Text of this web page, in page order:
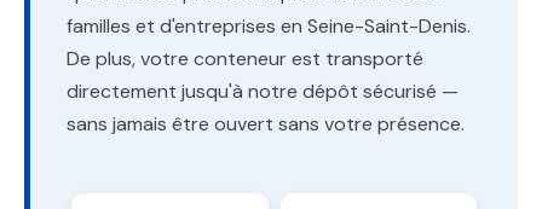
familles et d'entreprises en Seine-Saint-Denis.
De plus, votre conteneur est transporté
directement jusqu'à notre dépôt sécurisé —
sans jamais être ouvert sans votre présence.